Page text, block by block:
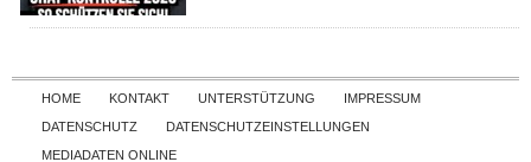
Skip to content
HOME KONTAKT UNTERSTÜTZUNG
IMPRESSUM
DATENSCHUTZ
DATENSCHUTZEINSTELLUNGEN
MEDIADATEN ONLINE